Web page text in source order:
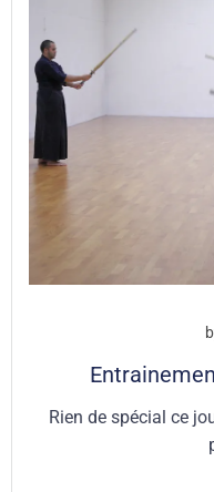
Rien de spécial ce